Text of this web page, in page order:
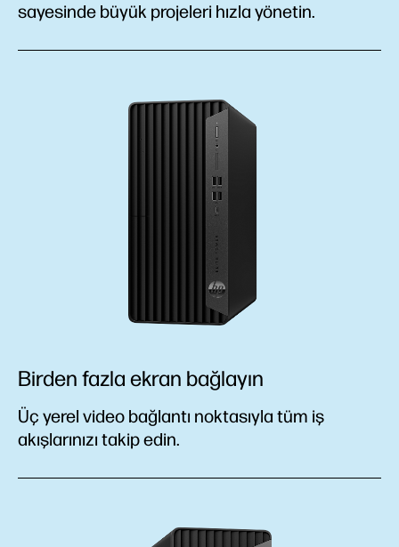
sayesinde büyük projeleri hızla yönetin.
Birden fazla ekran bağlayın
Üç yerel video bağlantı noktasıyla tüm iş
akışlarınızı takip edin.